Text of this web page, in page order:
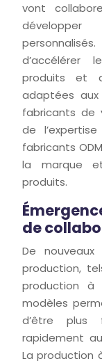
vont
d’accélérer
produits et
adaptées aux
fabricants de
de
fabricants
la marque
produits.
de
De
production,
production à
modèles
d’être plus
rapidement
La production